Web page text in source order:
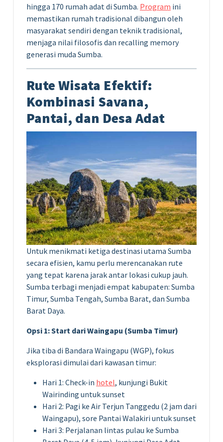
hingga 170 rumah adat di Sumba. Program ini
memastikan rumah tradisional dibangun oleh
masyarakat sendiri dengan teknik tradisional,
menjaga nilai filosofis dan recalling memory
generasi muda Sumba.
Rute Wisata Efektif:
Kombinasi Savana,
Pantai, dan Desa Adat
Untuk menikmati ketiga destinasi utama Sumba
secara efisien, kamu perlu merencanakan rute
yang tepat karena jarak antar lokasi cukup jauh.
Sumba terbagi menjadi empat kabupaten: Sumba
Timur, Sumba Tengah, Sumba Barat, dan Sumba
Barat Daya.
Opsi 1: Start dari Waingapu (Sumba Timur)
Jika tiba di Bandara Waingapu (WGP), fokus
eksplorasi dimulai dari kawasan timur:
Hari 1: Check-in hotel, kunjungi Bukit
Wairinding untuk sunset
Hari 2: Pagi ke Air Terjun Tanggedu (2 jam dari
Waingapu), sore Pantai Walakiri untuk sunset
Hari 3: Perjalanan lintas pulau ke Sumba